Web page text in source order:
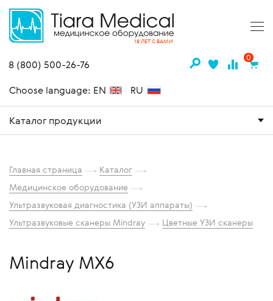
18 ЛЕТ С ВАМИ
8 (800) 500-26-76
0
Choose language: EN RU
Каталог продукции
Главная страница
Каталог
Медицинское оборудование
Ультразвуковая диагностика (УЗИ аппараты)
Ультразвуковые сканеры Mindray
Цветные УЗИ сканеры
Mindray MX6